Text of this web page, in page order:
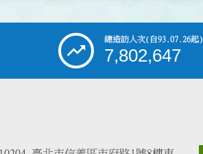
總造訪人次(自93.07.26起)
7,802,647